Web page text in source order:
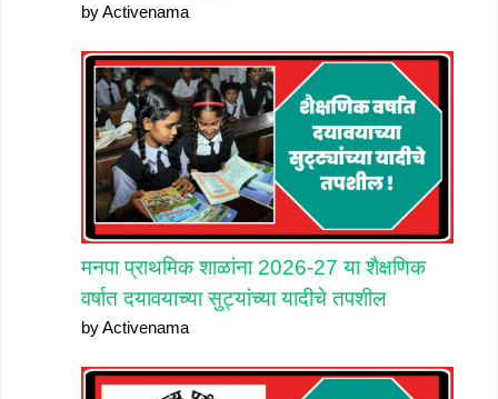
by Activenama
मनपा प्राथमिक शाळांना 2026-27 या शैक्षणिक
वर्षात दयावयाच्या सुट्यांच्या यादीचे तपशील
by Activenama